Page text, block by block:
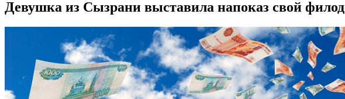
Девушка из Сызрани выставила напоказ свой